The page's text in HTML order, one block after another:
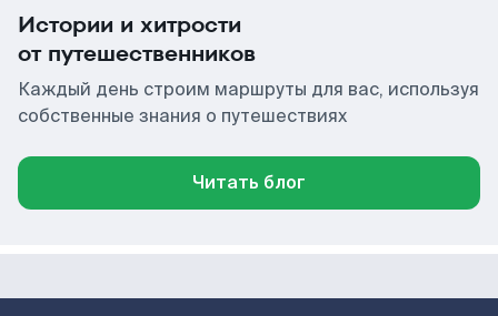
Истории и хитрости
от путешественников
Каждый день строим маршруты для вас, используя
собственные знания о путешествиях
Читать блог